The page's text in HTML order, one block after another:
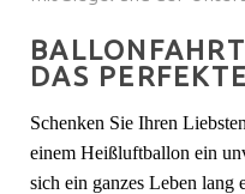
DAS
Schenken Sie Ihren
einem Heißluftballon ein
sich ein ganzes Leben lang